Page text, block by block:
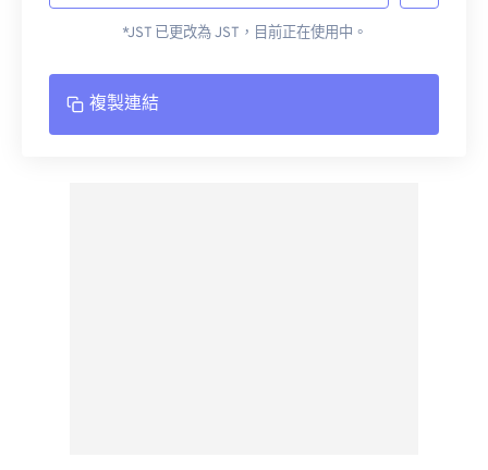
*JST 已更改為 JST，目前正在使用中。
複製連結